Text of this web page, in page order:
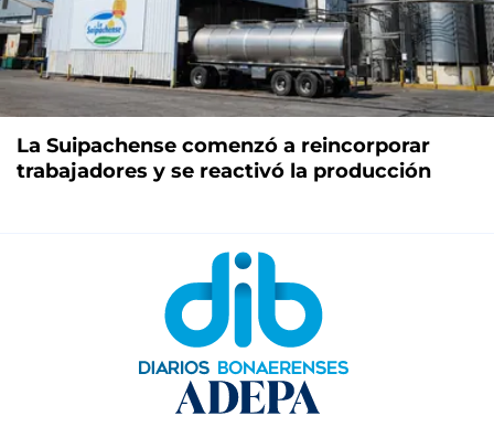
La Suipachense comenzó a reincorporar
trabajadores y se reactivó la producción